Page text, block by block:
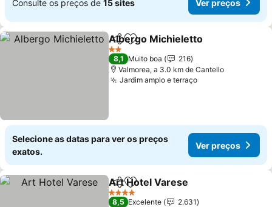
Consulte os preços de 15 sites Ver preços
PartilharAdicionar aos favoritos
Albergo Michieletto
2 Estrelas
8,1 Muito boa
216
Valmorea, a 3.0 km de Cantello
Jardim amplo e terraço
Selecione as datas para ver os preços
exatos.
Ver preços
PartilharAdicionar aos favoritos
Art Hotel Varese
4 Estrelas
8,5 Excelente
2.631